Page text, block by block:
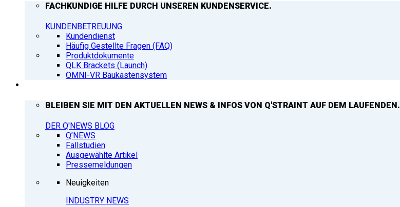
FACHKUNDIGE HILFE DURCH UNSEREN KUNDENSERVICE.
KUNDENBETREUUNG
Kundendienst
Häufig Gestellte Fragen (FAQ)
Produktdokumente
QLK Brackets (Launch)
OMNI-VR Baukastensystem
BLEIBEN SIE MIT DEN AKTUELLEN NEWS & INFOS VON Q'STRAINT AUF DEM LAUFENDEN.
DER Q'NEWS BLOG
Q’NEWS
Fallstudien
Ausgewählte Artikel
Pressemeldungen
Neuigkeiten
INDUSTRY NEWS